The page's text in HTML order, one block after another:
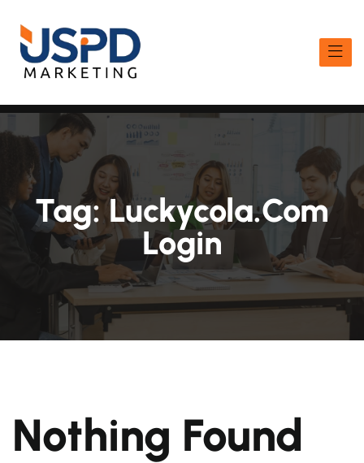
Tag:Luckycola.com
Login
Nothing Found